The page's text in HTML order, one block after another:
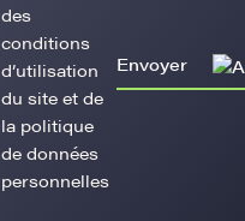
des
conditions
d’utilisation
du site et de
la politique
de données
personnelles
Envoyer